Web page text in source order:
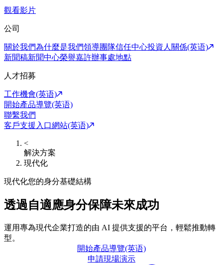
觀看影片
公司
關於我們為什麼是我們領導團隊信任中心投資人關係(英语)
新聞稿新聞中心榮譽嘉許辦事處地點
人才招募
工作機會(英语)
開始產品導覽(英语)
聯繫我們
客戶支援入口網站(英语)
<
解決方案
現代化
現代化您的身分基礎結構
透過自適應身分保障未來成功
運用專為現代企業打造的由 AI 提供支援的平台，輕鬆推動轉
型。
開始產品導覽(英语)
申請現場演示